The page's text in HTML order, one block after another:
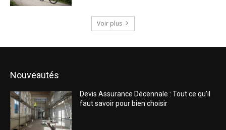
Voir plus
Nouveautés
Devis Assurance Décennale : Tout ce qu’il
faut savoir pour bien choisir